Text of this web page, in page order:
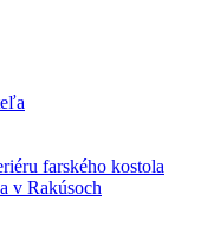
farského kostola
v Rakúsoch